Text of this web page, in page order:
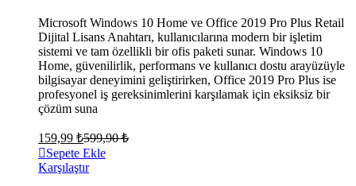
Microsoft Windows 10 Home ve Office 2019 Pro Plus Retail
Dijital Lisans Anahtarı, kullanıcılarına modern bir işletim
sistemi ve tam özellikli bir ofis paketi sunar. Windows 10
Home, güvenilirlik, performans ve kullanıcı dostu arayüzüyle
bilgisayar deneyimini geliştirirken, Office 2019 Pro Plus ise
profesyonel iş gereksinimlerini karşılamak için eksiksiz bir
çözüm suna
159,99 ₺599,90₺
Sepete Ekle
Karşılaştır